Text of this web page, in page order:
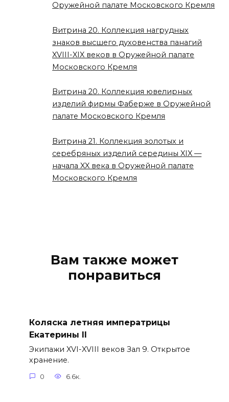
Оружейной палате Московского Кремля
Витрина 20. Коллекция нагрудных
знаков высшего духовенства панагий
XVIII-XIX веков в Оружейной палате
Московского Кремля
Витрина 20. Коллекция ювелирных
изделий фирмы Фаберже в Оружейной
палате Московского Кремля
Витрина 21. Коллекция золотых и
серебряных изделий середины XIX —
начала XX века в Оружейной палате
Московского Кремля
Вам также может
понравиться
Коляска летняя императрицы
Екатерины II
Экипажи XVI-XVIII веков Зал 9. Открытое
хранение.
0 6.6к.